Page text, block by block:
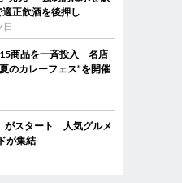
正飲酒を後押し
商品を一斉投入 名店
のカレーフェス”を開催
がスタート 人気グルメ
が集結